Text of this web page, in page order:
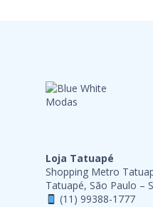
Loja Tatuapé
Shopping Metro
Tatuapé, São Paulo –
(11) 99388-1777